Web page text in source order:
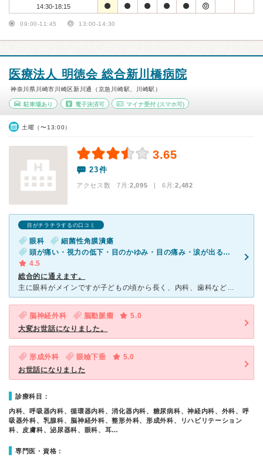
14:30-18:15
09:00-11:45 13:00-14:30
医療法人 明徳会 総合新川橋病院
神奈川県川崎市川崎区新川通（京急川崎駅、川崎駅）
駐車場あり 電子決済可 マイナ受付 (スマホ可)
土曜（〜13:00）
3.65
23件
アクセス数 7月:2,095 | 6月:2,482
目がチラチラするの口コミ
眼科
細菌性角膜潰瘍
頭が痛い・視力の低下・目のかゆみ・目の痛み・涙が出る・目がチラチラする
4.5
総合的に通えます。
主に眼科がメインですが子どもの頃から長く、内科、歯科などと家族全員で通っていました。 角膜を傷つけて入院をした時は看護婦さんがとても優しく、血圧が低い私をいつも心配してくださり、食べ物での改善なども
脳神経外科 脳動脈瘤
5.0
大変お世話になりました。
形成外科 眼瞼下垂
5.0
お世話になりました
診療科目：
内科、呼吸器内科、循環器内科、消化器内科、糖尿病科、神経内科、外科、呼
吸器外科、乳腺科、脳神経外科、整形外科、形成外科、リハビリテーション
科、皮膚科、泌尿器科、眼科、耳…
専門医・資格：